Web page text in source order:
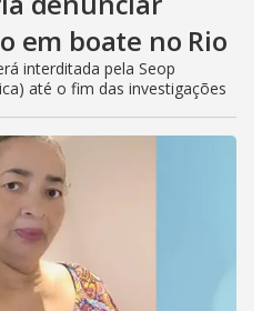
em boate no Rio
interditada pela Seop
até o fim das investigações